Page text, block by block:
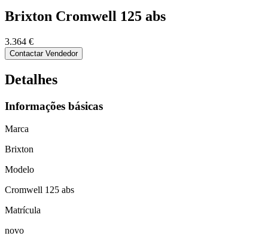
Brixton Cromwell 125 abs
3.364 €
Contactar Vendedor
Detalhes
Informações básicas
Marca
Brixton
Modelo
Cromwell 125 abs
Matrícula
novo